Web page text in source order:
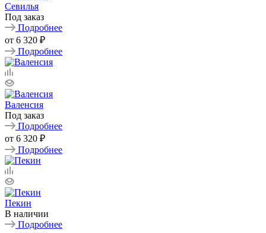
Севилья
Под заказ
Подробнее
от 6 320 ₽
Подробнее
Валенсия
Под заказ
Подробнее
от 6 320 ₽
Подробнее
Пекин
В наличии
Подробнее